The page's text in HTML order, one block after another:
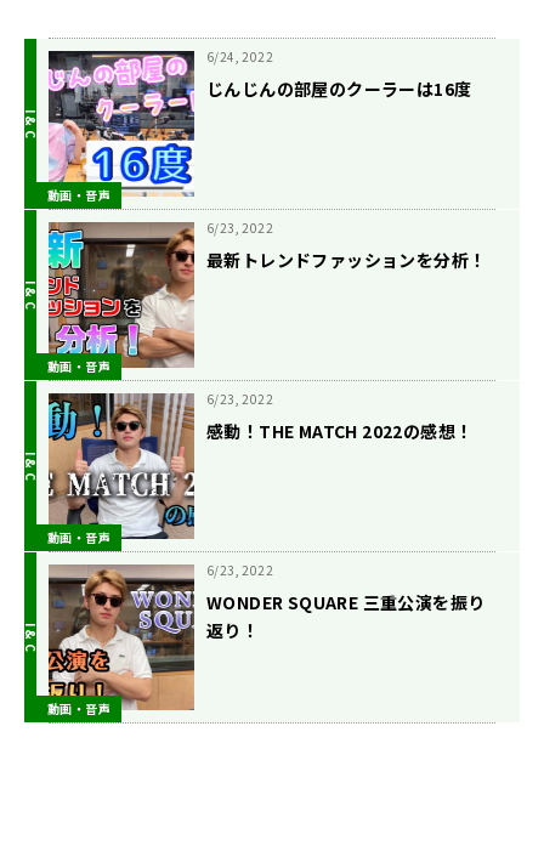
動画・音声
6/24, 2022
じんじんの部屋のクーラーは16度
動画・音声
6/23, 2022
最新トレンドファッションを分析！
動画・音声
6/23, 2022
感動！THE MATCH 2022の感想！
動画・音声
6/23, 2022
WONDER SQUARE 三重公演を振り
返り！